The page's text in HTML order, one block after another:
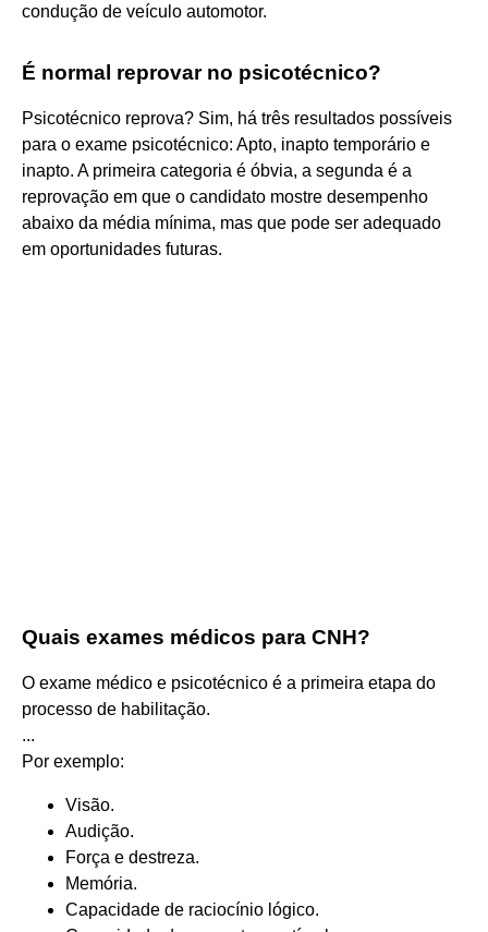
condução de veículo automotor.
É normal reprovar no psicotécnico?
Psicotécnico reprova? Sim, há três resultados possíveis
para o exame psicotécnico: Apto, inapto temporário e
inapto. A primeira categoria é óbvia, a segunda é a
reprovação em que o candidato mostre desempenho
abaixo da média mínima, mas que pode ser adequado
em oportunidades futuras.
Quais exames médicos para CNH?
O exame médico e psicotécnico é a primeira etapa do
processo de habilitação.
...
Por exemplo:
Visão.
Audição.
Força e destreza.
Memória.
Capacidade de raciocínio lógico.